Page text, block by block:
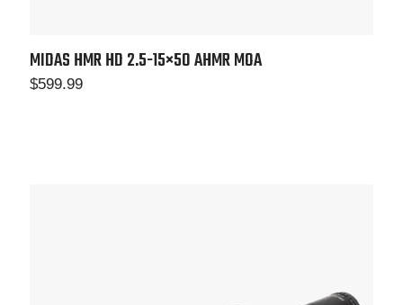
MIDAS HMR HD 2.5-15×50 AHMR MOA
$599.99